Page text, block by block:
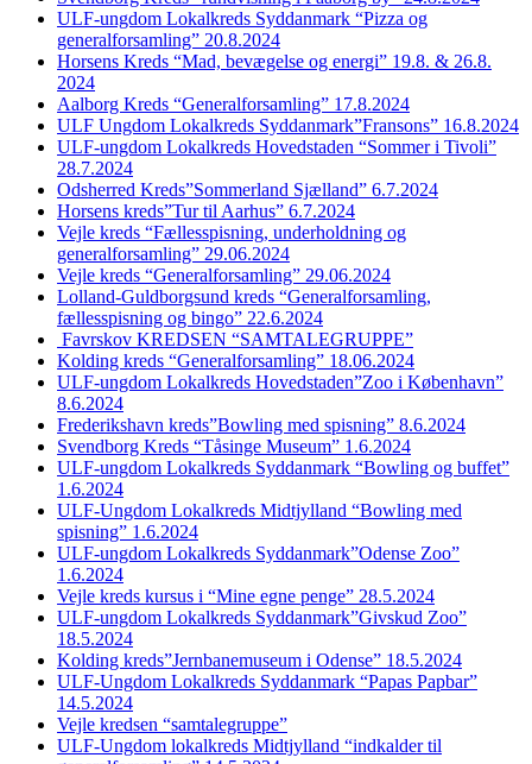
ULF-ungdom Lokalkreds Syddanmark “Pizza og
generalforsamling” 20.8.2024
Horsens Kreds “Mad, bevægelse og energi” 19.8. & 26.8.
2024
Aalborg Kreds “Generalforsamling” 17.8.2024
ULF Ungdom Lokalkreds Syddanmark”Fransons” 16.8.2024
ULF-ungdom Lokalkreds Hovedstaden “Sommer i Tivoli”
28.7.2024
Odsherred Kreds”Sommerland Sjælland” 6.7.2024
Horsens kreds”Tur til Aarhus” 6.7.2024
Vejle kreds “Fællesspisning, underholdning og
generalforsamling” 29.06.2024
Vejle kreds “Generalforsamling” 29.06.2024
Lolland-Guldborgsund kreds “Generalforsamling,
fællesspisning og bingo” 22.6.2024
Favrskov KREDSEN “SAMTALEGRUPPE”
Kolding kreds “Generalforsamling” 18.06.2024
ULF-ungdom Lokalkreds Hovedstaden”Zoo i København”
8.6.2024
Frederikshavn kreds”Bowling med spisning” 8.6.2024
Svendborg Kreds “Tåsinge Museum” 1.6.2024
ULF-ungdom Lokalkreds Syddanmark “Bowling og buffet”
1.6.2024
ULF-Ungdom Lokalkreds Midtjylland “Bowling med
spisning” 1.6.2024
ULF-ungdom Lokalkreds Syddanmark”Odense Zoo”
1.6.2024
Vejle kreds kursus i “Mine egne penge” 28.5.2024
ULF-ungdom Lokalkreds Syddanmark”Givskud Zoo”
18.5.2024
Kolding kreds”Jernbanemuseum i Odense” 18.5.2024
ULF-Ungdom Lokalkreds Syddanmark “Papas Papbar”
14.5.2024
Vejle kredsen “samtalegruppe”
ULF-Ungdom lokalkreds Midtjylland “indkalder til